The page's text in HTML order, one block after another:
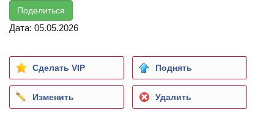
Поделиться
Дата: 05.05.2026
Сделать VIP Поднять
Изменить Удалить